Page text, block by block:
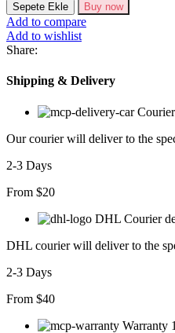
Düğmeli
Ceket
Elbise
adet
Sepete Ekle Buy now
Add to compare
Add to wishlist
Share:
Shipping & Delivery
Our courier will deliver to the
2-3 Days
From $20
DHL Courier
DHL courier will deliver to the
2-3 Days
From $40
Warranty